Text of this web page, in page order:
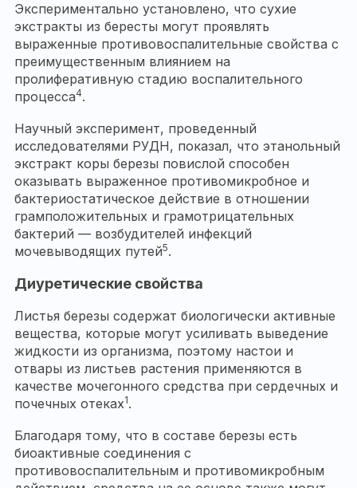
Экспериментально установлено, что сухие
экстракты из бересты могут проявлять
выраженные противовоспалительные свойства с
преимущественным влиянием на
пролиферативную стадию воспалительного
процесса4.
Научный эксперимент, проведенный
исследователями РУДН, показал, что этанольный
экстракт коры березы повислой способен
оказывать выраженное противомикробное и
бактериостатическое действие в отношении
грамположительных и грамотрицательных
бактерий — возбудителей инфекций
мочевыводящих путей5.
Диуретические свойства
Листья березы содержат биологически активные
вещества, которые могут усиливать выведение
жидкости из организма, поэтому настои и
отвары из листьев растения применяются в
качестве мочегонного средства при сердечных и
почечных отеках1.
Благодаря тому, что в составе березы есть
биоактивные соединения с
противовоспалительным и противомикробным